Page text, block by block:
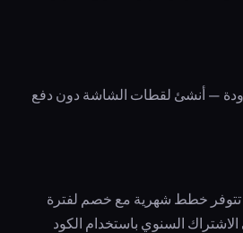
— أنشئ لقطات الشاشة دون دفع
شهريًا. تتوفر خطط شهرية مع خصم لفترة
30% على الاشتراك السنوي باستخدام الكود